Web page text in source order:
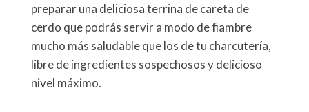
preparar una deliciosa terrina de careta de
cerdo que podrás servir a modo de fiambre
mucho más saludable que los de tu charcutería,
libre de ingredientes sospechosos y delicioso
nivel máximo.